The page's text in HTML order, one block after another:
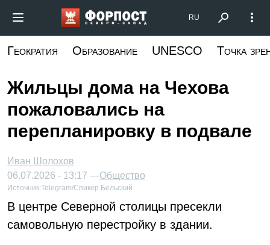
основному
Форпост Северо-Запад
RU
Геократия Образование UNESCO Точка
Жильцы дома на Чехова
пожаловались на
перепланировку в подвале
Иван Шолохов
06.07.2026 - 13:17 —Общество
Источник:Telegram/Спикер Бельский
В центре Северной столицы пресекли
самовольную перестройку в здании.